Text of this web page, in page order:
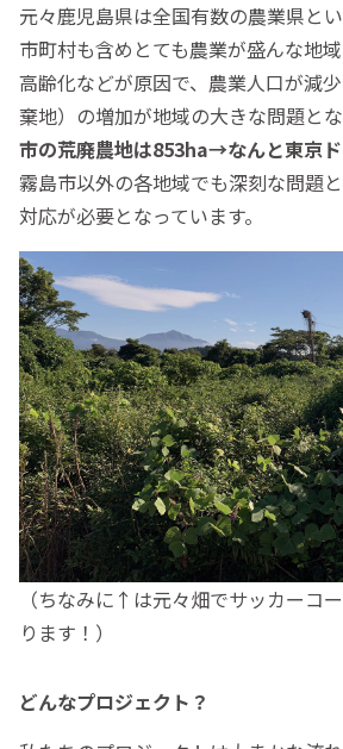
元々鹿児島県は全国有数の農業県と
市町村も含めとても農業が盛んな地
高齢化などが原因で、農業人口が減
棄地）の増加が地域の大きな問題とな
市の荒廃農地は853ha→なんと東京ド
霧島市以外の各地域でも深刻な問題
対応が必要となっています。
（ちなみに↑は元々畑でサッカーコ
ります！）
どんなプロジェクト？